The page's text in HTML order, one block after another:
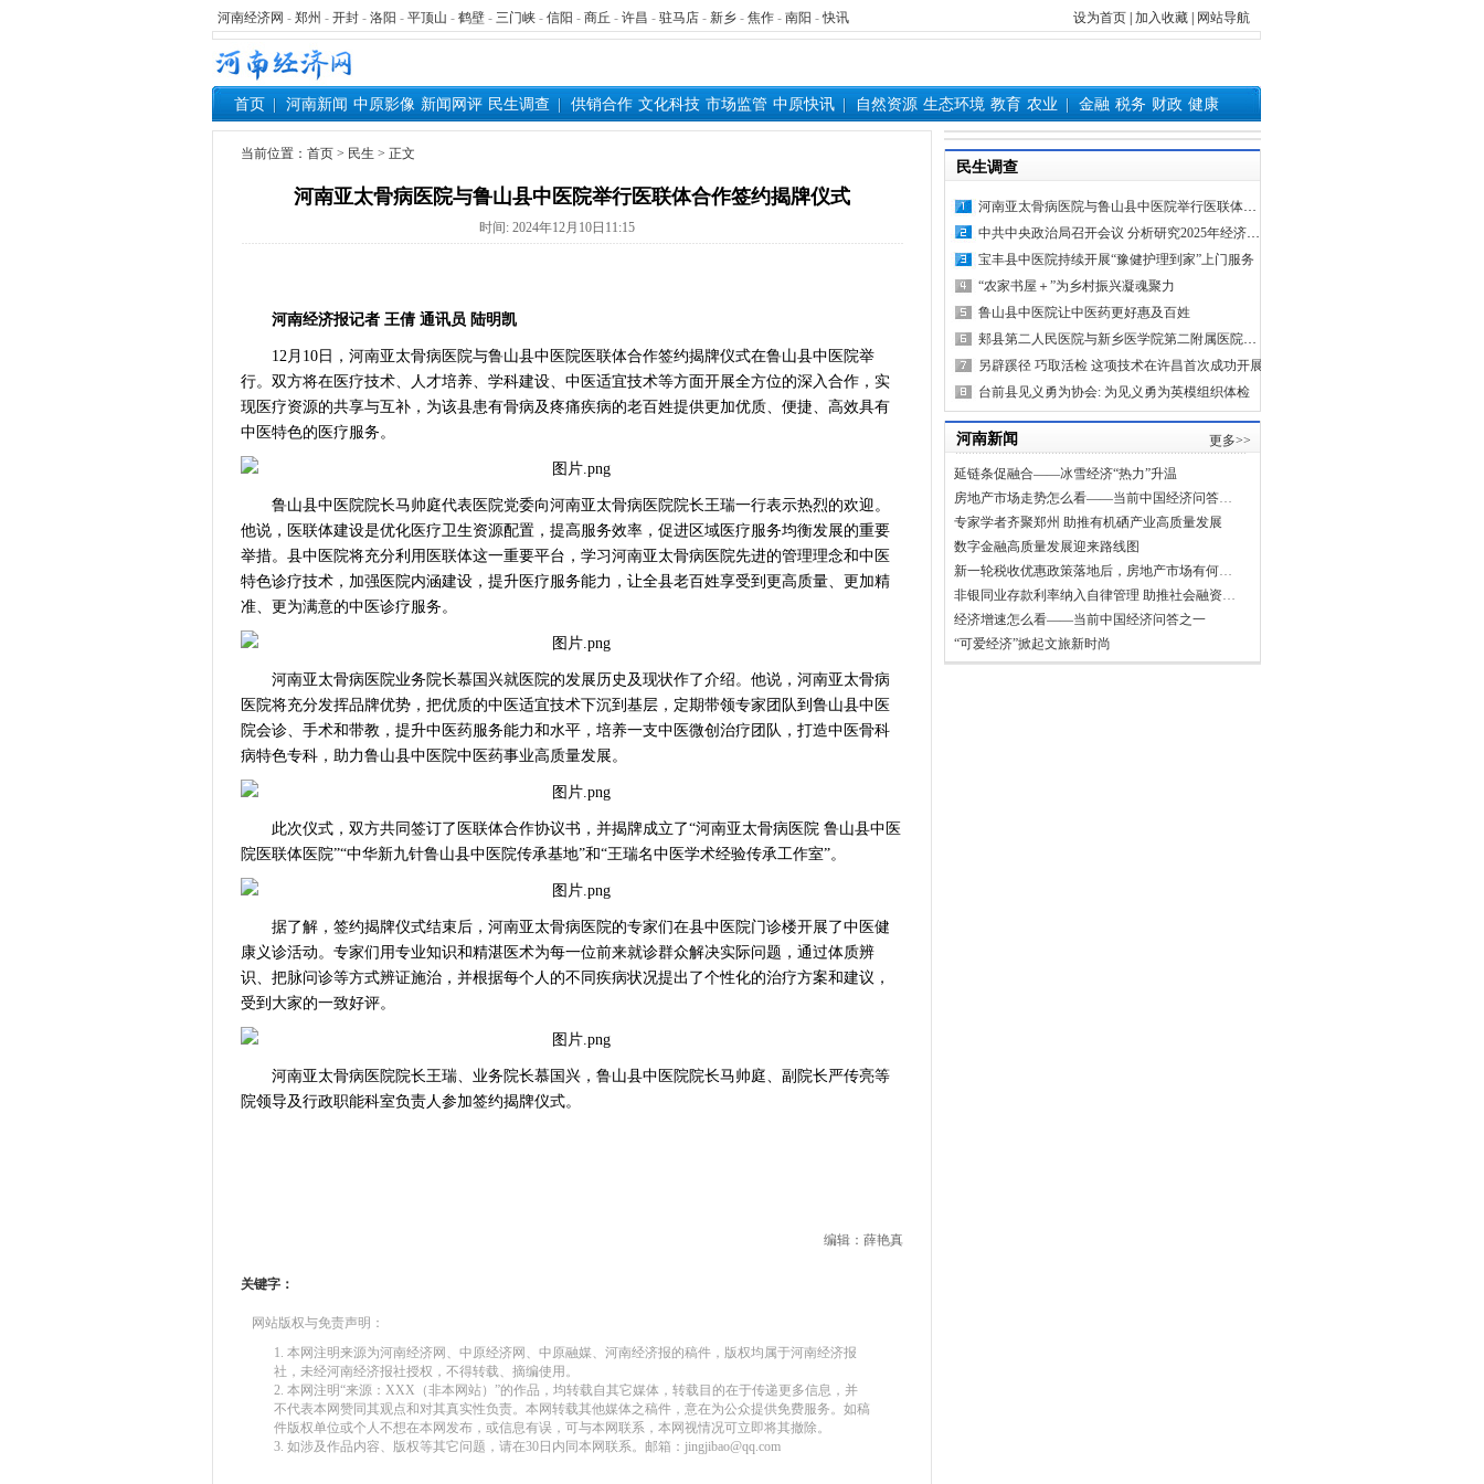
河南经济网 - 郑州 - 开封 - 洛阳 - 平顶山 - 鹤壁 - 三门峡 - 信阳 - 商丘 - 许昌 - 驻马店 - 新乡 - 焦作 - 南阳 -快讯 设为首页 加入收藏 网站导航
首页 河南新闻 中原影像 新闻网评 民生调查 供销合作 文化科技 市场监管 中原快讯 自然资源 生态环境 教育 农业 金融 税务 财政 健康
当前位置： 首页 > 民生 > 正文
河南亚太骨病医院与鲁山县中医院举行医联体合作签约揭牌仪式
时间: 2024年12月10日11:15
河南经济报记者 王倩 通讯员 陆明凯
12月10日，河南亚太骨病医院与鲁山县中医院医联体合作签约揭牌仪式在鲁山县中医院举
行。双方将在医疗技术、人才培养、学科建设、中医适宜技术等方面开展全方位的深入合作，实
现医疗资源的共享与互补，为该县患有骨病及疼痛疾病的老百姓提供更加优质、便捷、高效具有
中医特色的医疗服务。
鲁山县中医院院长马帅庭代表医院党委向河南亚太骨病医院院长王瑞一行表示热烈的欢迎。
他说，医联体建设是优化医疗卫生资源配置，提高服务效率，促进区域医疗服务均衡发展的重要
举措。县中医院将充分利用医联体这一重要平台，学习河南亚太骨病医院先进的管理理念和中医
特色诊疗技术，加强医院内涵建设，提升医疗服务能力，让全县老百姓享受到更高质量、更加精
准、更为满意的中医诊疗服务。
河南亚太骨病医院业务院长慕国兴就医院的发展历史及现状作了介绍。他说，河南亚太骨病
医院将充分发挥品牌优势，把优质的中医适宜技术下沉到基层，定期带领专家团队到鲁山县中医
院会诊、手术和带教，提升中医药服务能力和水平，培养一支中医微创治疗团队，打造中医骨科
病特色专科，助力鲁山县中医院中医药事业高质量发展。
此次仪式，双方共同签订了医联体合作协议书，并揭牌成立了“河南亚太骨病医院 鲁山县中医
院医联体医院”“中华新九针鲁山县中医院传承基地”和“王瑞名中医学术经验传承工作室”。
据了解，签约揭牌仪式结束后，河南亚太骨病医院的专家们在县中医院门诊楼开展了中医健
康义诊活动。专家们用专业知识和精湛医术为每一位前来就诊群众解决实际问题，通过体质辨
识、把脉问诊等方式辨证施治，并根据每个人的不同疾病状况提出了个性化的治疗方案和建议，
受到大家的一致好评。
河南亚太骨病医院院长王瑞、业务院长慕国兴，鲁山县中医院院长马帅庭、副院长严传亮等
院领导及行政职能科室负责人参加签约揭牌仪式。
编辑：薛艳真
关键字：
网站版权与免责声明：
1. 本网注明来源为河南经济网、中原经济网、中原融媒、河南经济报的稿件，版权均属于河南经济报
社，未经河南经济报社授权，不得转载、摘编使用。
2. 本网注明“来源：XXX（非本网站）”的作品，均转载自其它媒体，转载目的在于传递更多信息，并
不代表本网赞同其观点和对其真实性负责。本网转载其他媒体之稿件，意在为公众提供免费服务。如稿
件版权单位或个人不想在本网发布，或信息有误，可与本网联系，本网视情况可立即将其撤除。
3. 如涉及作品内容、版权等其它问题，请在30日内同本网联系。邮箱：jingjibao@qq.com
民生调查
河南亚太骨病医院与鲁山县中医院举行医联体合作签约揭牌仪式
中共中央政治局召开会议 分析研究2025年经济工作 研究部署党风廉政建设和反腐败工作 中共中央总书记习近平主持会议
宝丰县中医院持续开展“豫健护理到家”上门服务
“农家书屋＋”为乡村振兴凝魂聚力
鲁山县中医院让中医药更好惠及百姓
郏县第二人民医院与新乡医学院第二附属医院（河南省精神病医院）建立协作医院
另辟蹊径 巧取活检 这项技术在许昌首次成功开展
台前县见义勇为协会: 为见义勇为英模组织体检
河南新闻 更多>>
延链条促融合——冰雪经济“热力”升温
房地产市场走势怎么看——当前中国经济问答之六
专家学者齐聚郑州 助推有机硒产业高质量发展
数字金融高质量发展迎来路线图
新一轮税收优惠政策落地后，房地产市场有何反应？
非银同业存款利率纳入自律管理 助推社会融资成本稳中有降
经济增速怎么看——当前中国经济问答之一
“可爱经济”掀起文旅新时尚